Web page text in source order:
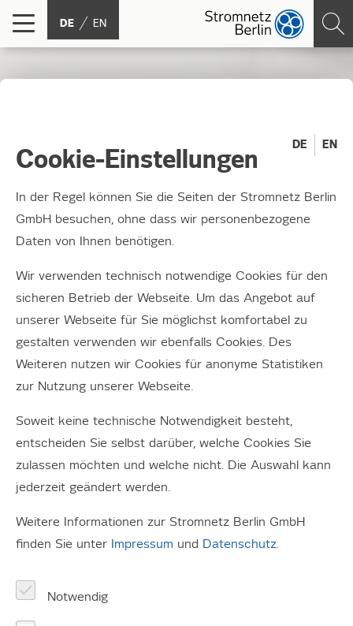
DE EN
Stromzähler
Informationen rund um Zähler und Ablesung.
Cookie-Einstellungen
DE EN
In der Regel können Sie die Seiten der Stromnetz Berlin
GmbH besuchen, ohne dass wir personenbezogene
Daten von Ihnen benötigen.
Wir verwenden technisch notwendige Cookies für den
sicheren Betrieb der Webseite. Um das Angebot auf
unserer Webseite für Sie möglichst komfortabel zu
gestalten verwenden wir ebenfalls Cookies. Des
Weiteren nutzen wir Cookies für anonyme Statistiken
zur Nutzung unserer Webseite.
Soweit keine technische Notwendigkeit besteht,
entscheiden Sie selbst darüber, welche Cookies Sie
zulassen möchten und welche nicht. Die Auswahl kann
jederzeit geändert werden.
Weitere Informationen zur Stromnetz Berlin GmbH
finden Sie unter Impressum und Datenschutz.
Notwendig